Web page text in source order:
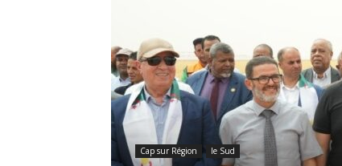
Cap sur Région le Sud